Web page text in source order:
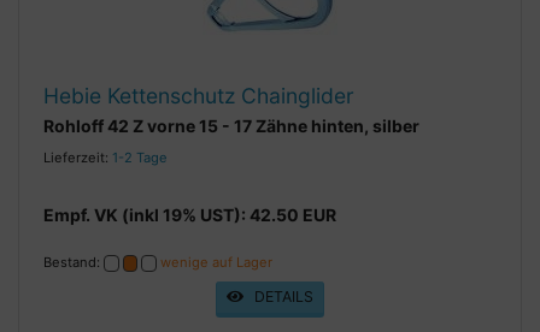
Hebie Kettenschutz Chainglider
Rohloff 42 Z vorne 15 - 17 Zähne hinten, silber
Lieferzeit: 1-2 Tage
Empf. VK (inkl 19% UST): 42.50 EUR
Bestand: wenige auf Lager
DETAILS